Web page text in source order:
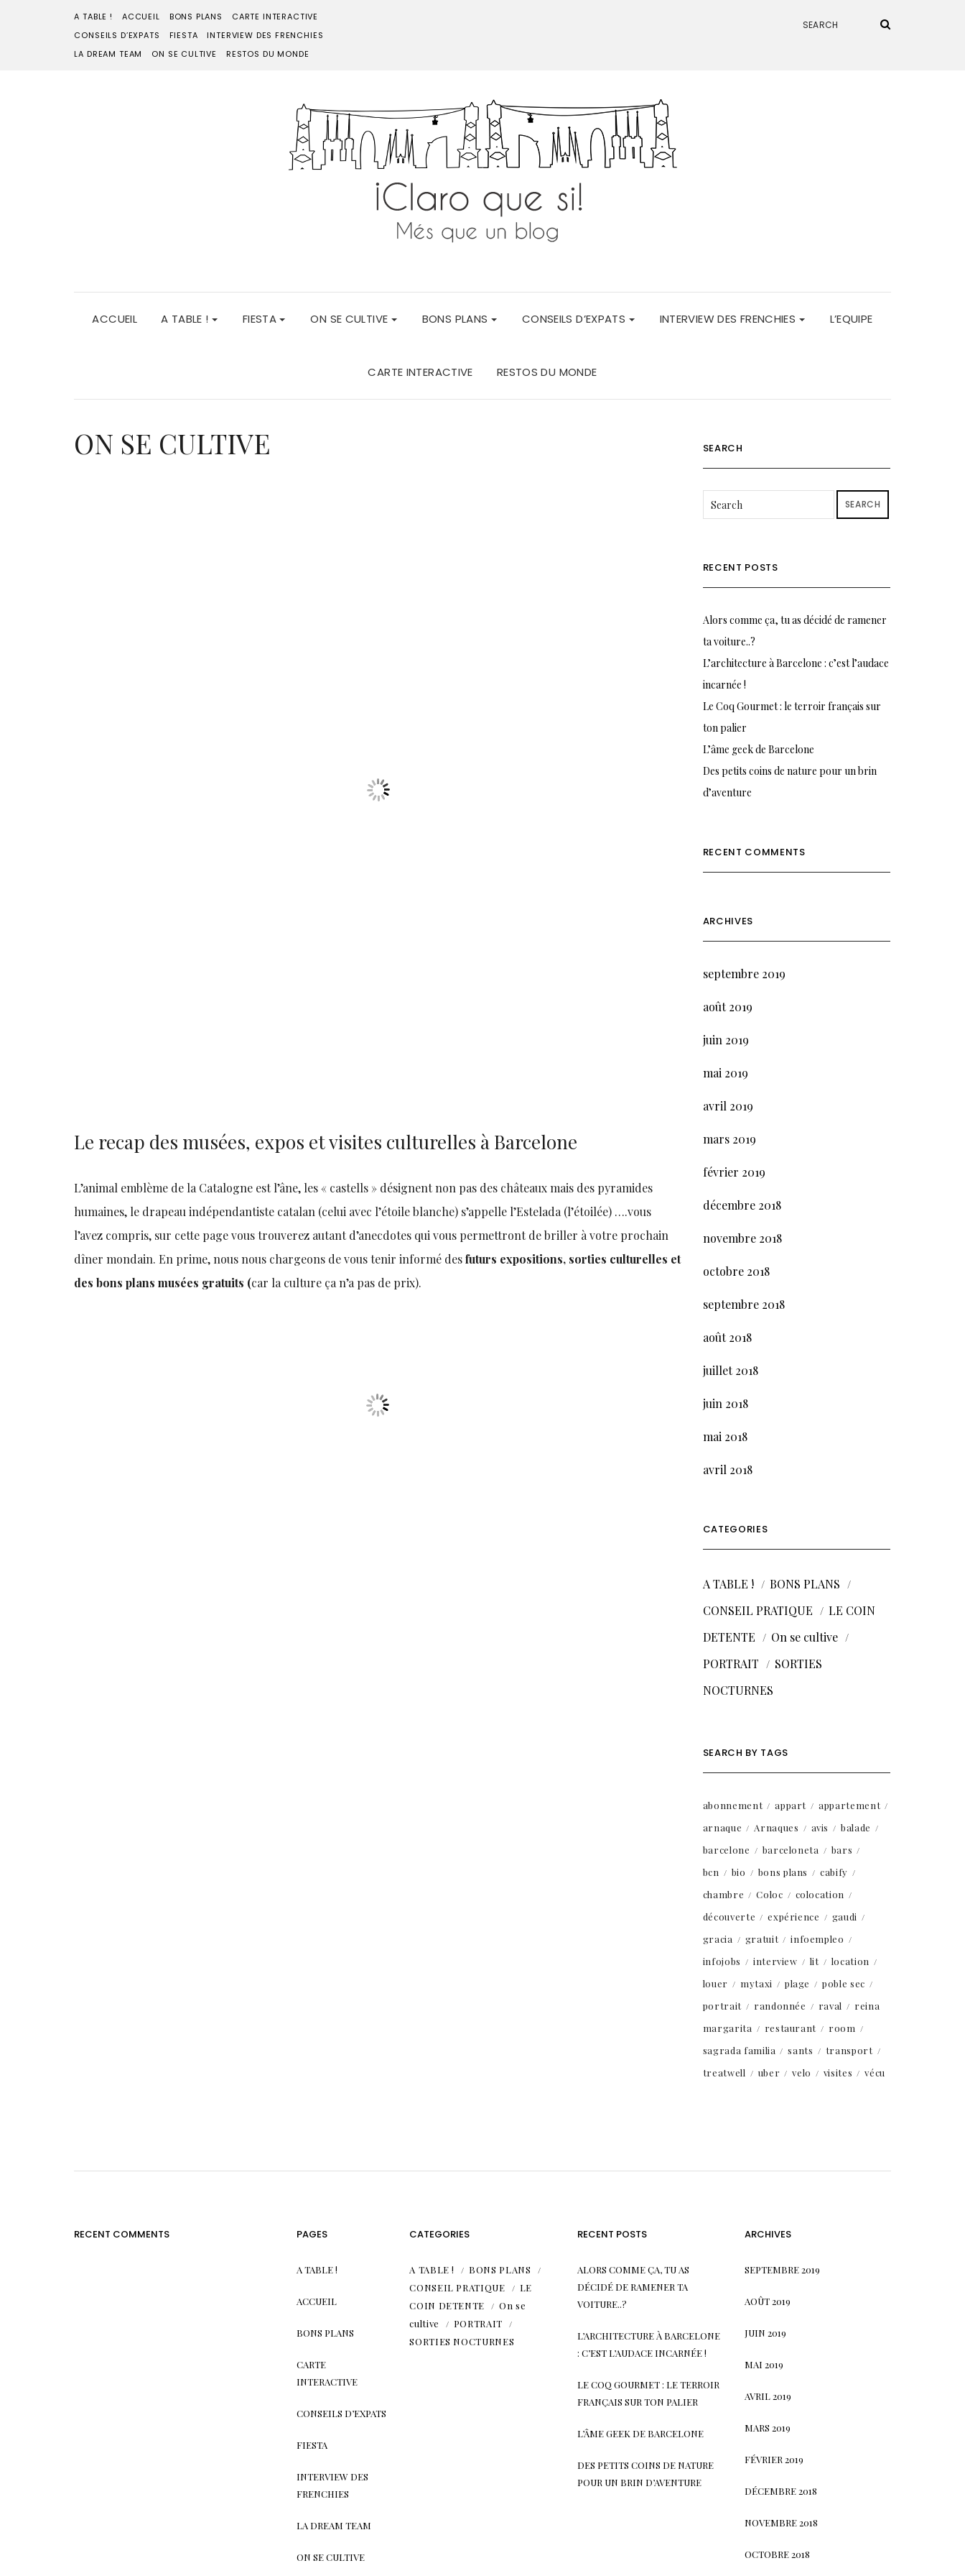
A TABLE ! ACCUEIL BONS PLANS
CARTE INTERACTIVE
CONSEILS D’EXPATS
FIESTA
INTERVIEW DES FRENCHIES
LA DREAM TEAM
ON SE CULTIVE RESTOS DU MONDE
ACCUEIL A TABLE ! FIESTA ON SE CULTIVE BONS PLANS CONSEILS D’EXPATS INTERVIEW DES FRENCHIES L’EQUIPE
CARTE INTERACTIVE RESTOS DU MONDE
ON SE CULTIVE
Le recap des musées, expos et visites culturelles à Barcelone
L’animal emblème de la Catalogne est l’âne, les « castells » désignent non pas des châteaux mais des pyramides
humaines, le drapeau indépendantiste catalan (celui avec l’étoile blanche) s’appelle l’Estelada(l’étoilée) ….vous
l’avez compris, sur cette page vous trouverez autant d’anecdotes qui vous permettront de briller à votre prochain
dîner mondain. En prime, nous nous chargeons de vous tenir informé desfuturs expositions, sorties culturelles et
des bons plans musées gratuits (car la culture ça n’a pas de prix).
SEARCH
SEARCH
RECENT POSTS
Alors comme ça, tu as décidé de ramener
ta voiture..?
L’architecture à Barcelone : c’est l’audace
incarnée !
Le Coq Gourmet : le terroir français sur
ton palier
L’âme geek de Barcelone
Des petits coins de nature pour un brin
d’aventure
RECENT COMMENTS
ARCHIVES
septembre 2019
août 2019
juin 2019
mai 2019
avril 2019
mars 2019
février 2019
décembre 2018
novembre 2018
octobre 2018
septembre 2018
août 2018
juillet 2018
juin 2018
mai 2018
avril 2018
CATEGORIES
A TABLE !
BONS PLANS
CONSEIL PRATIQUE
LE COIN
DETENTE
On se cultive
PORTRAIT
SORTIES
NOCTURNES
SEARCH BY TAGS
abonnement appart
appartement
arnaque
Arnaques avis
balade
barcelone
barceloneta
bars
bcn
bio bons plans
cabify
chambre
Coloc
colocation
découverte
expérience
gaudi
gracia
gratuit
infoempleo
infojobs
interview lit
location
louer
mytaxi plage
poble sec
portrait
randonnée raval
reina
margarita
restaurant
room
sagrada familia
sants
transport
treatwell
uber velo visites vécu
RECENT COMMENTS PAGES
A TABLE !
ACCUEIL
BONS PLANS
CARTE
INTERACTIVE
CONSEILS D’EXPATS
FIESTA
INTERVIEW DES
FRENCHIES
LA DREAM TEAM
ON SE CULTIVE
CATEGORIES
A TABLE !
BONS PLANS
CONSEIL PRATIQUE
LE
COIN DETENTE
On se
cultive
PORTRAIT
SORTIES NOCTURNES
RECENT POSTS
ALORS COMME ÇA, TU AS
DÉCIDÉ DE RAMENER TA
VOITURE..?
L’ARCHITECTURE À BARCELONE
: C’EST L’AUDACE INCARNÉE !
LE COQ GOURMET : LE TERROIR
FRANÇAIS SUR TON PALIER
L’ÂME GEEK DE BARCELONE
DES PETITS COINS DE NATURE
POUR UN BRIN D’AVENTURE
ARCHIVES
SEPTEMBRE 2019
AOÛT 2019
JUIN 2019
MAI 2019
AVRIL 2019
MARS 2019
FÉVRIER 2019
DÉCEMBRE 2018
NOVEMBRE 2018
OCTOBRE 2018